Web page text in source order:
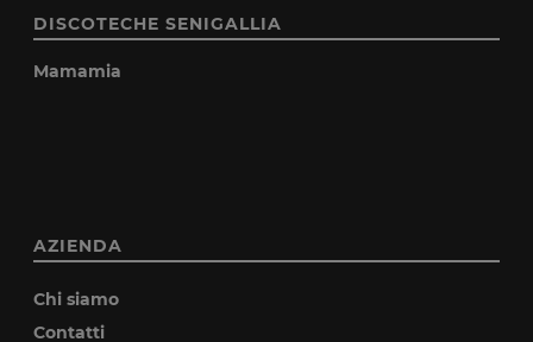
DISCOTECHE SENIGALLIA
Mamamia
AZIENDA
Chi siamo
Contatti